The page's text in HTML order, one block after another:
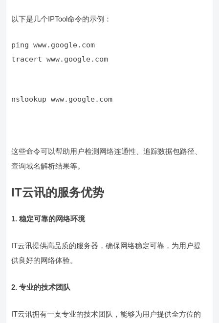
以下是几个IPTool命令的示例：
tracert www.google.com
nslookup www.google.com
这些命令可以帮助用户检测网络连通性、追踪数据包路径、
查询域名解析结果等。
IT云讯的服务优势
1. 稳定可靠的网络环境
IT云讯提供高品质的服务器，确保网络稳定可靠，为用户提
供良好的网络体验。
2. 专业的技术团队
IT云讯拥有一支专业的技术团队，能够为用户提供全方位的